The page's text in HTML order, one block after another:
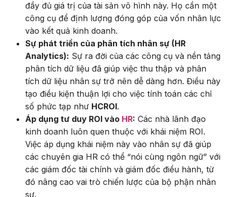
đầy đủ giá trị của tài sản vô hình này. Họ cần một
công cụ để định lượng đóng góp của vốn nhân lực
vào kết quả kinh doanh.
Sự phát triển của phân tích nhân sự (HR
Analytics): Sự ra đời của các công cụ và nền tảng
phân tích dữ liệu đã giúp việc thu thập và phân
tích dữ liệu nhân sự trở nên dễ dàng hơn. Điều này
tạo điều kiện thuận lợi cho việc tính toán các chỉ
số phức tạp như HCROI
Áp dụng tư duy ROI vào HR: Các nhà lãnh đạo
kinh doanh luôn quen thuộc với khái niệm ROI.
Việc áp dụng khái niệm này vào nhân sự đã giúp
các chuyên gia HR có thể “nói cùng ngôn ngữ” với
các giám đốc tài chính và giám đốc điều hành, từ
đó nâng cao vai trò chiến lược của bộ phận nhân
sự.